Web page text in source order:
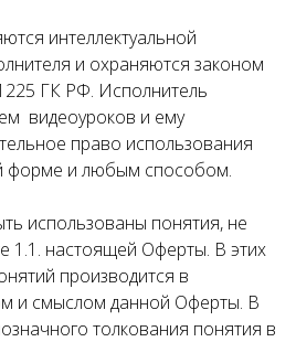
интеллектуальной
и охраняются законом
ГК РФ. Исполнитель
видеоуроков и ему
право использования
форме и любым способом.
использованы понятия, не
1.1. настоящей Оферты. В этих
производится в
и смыслом данной Оферты. В
толкования понятия в